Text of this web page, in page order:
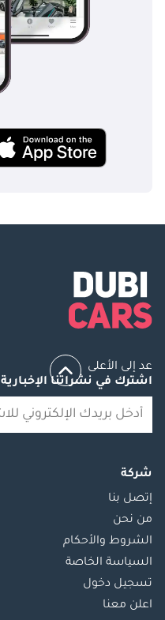
------------------------------
متعددة، معروفة
بالتميز والأداء وثقة
العام جوائز درايف
ديجيتال 2025 - متميز
التميز في خدمة
العملاء جوائز أعمال
وأفريقيا 2024 - وكيل
العام: دبي جوائز أعمال
الشرق الأوسط
وأفريقيا 2023 - وكيل
العام. نضمن لعملائنا
تجربة مميزة عند شراء
أو بيع سياراتهم من
عد إلى الأعلى
اشترك في نشراتنا الإخبارية
شركة
إتصل بنا
من نحن
الشروط والأحكام
السياسة الخاصة
تسجيل دخول
اعلن معنا